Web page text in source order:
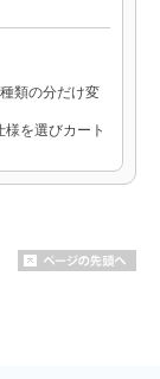
類の分だけ変
を選びカート